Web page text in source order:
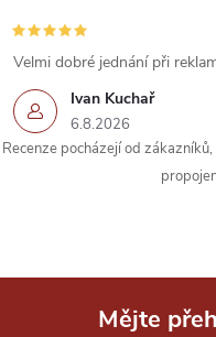
r
v
k
y
p
Ivan Kuchař
6.8.2026
Velmi dobré jednání při
Recenze pocházejí od
Mějte